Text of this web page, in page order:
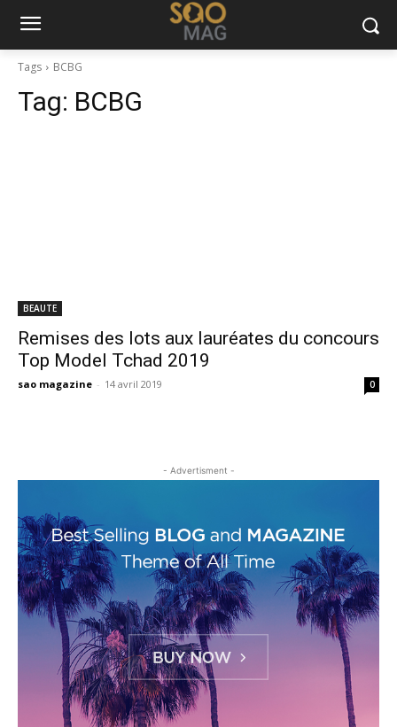
Tags BCBG
Tag: BCBG
BEAUTE
Remises des lots aux lauréates du concours
Top Model Tchad 2019
sao magazine - 14 avril 2019 0
- Advertisment -